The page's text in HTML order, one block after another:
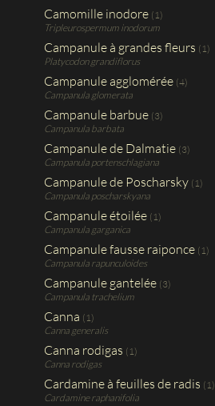
Camomille inodore (1)
Tripleurospermum inodorum
Campanule à grandes fleurs (1)
Platycodon grandiflorus
Campanule agglomérée (4)
Campanula glomerata
Campanule barbue (3)
Campanula barbata
Campanule de Dalmatie (3)
Campanula portenschlagiana
Campanule de Poscharsky (1)
Campanula poscharskyana
Campanule étoilée (1)
Campanula garganica
Campanule fausse raiponce (1)
Campanula rapunculoides
Campanule gantelée (3)
Campanula trachelium
Canna (1)
Canna generalis
Canna rodigas (1)
Canna rodigas
Cardamine à feuilles de radis (1)
Cardamine raphanifolia